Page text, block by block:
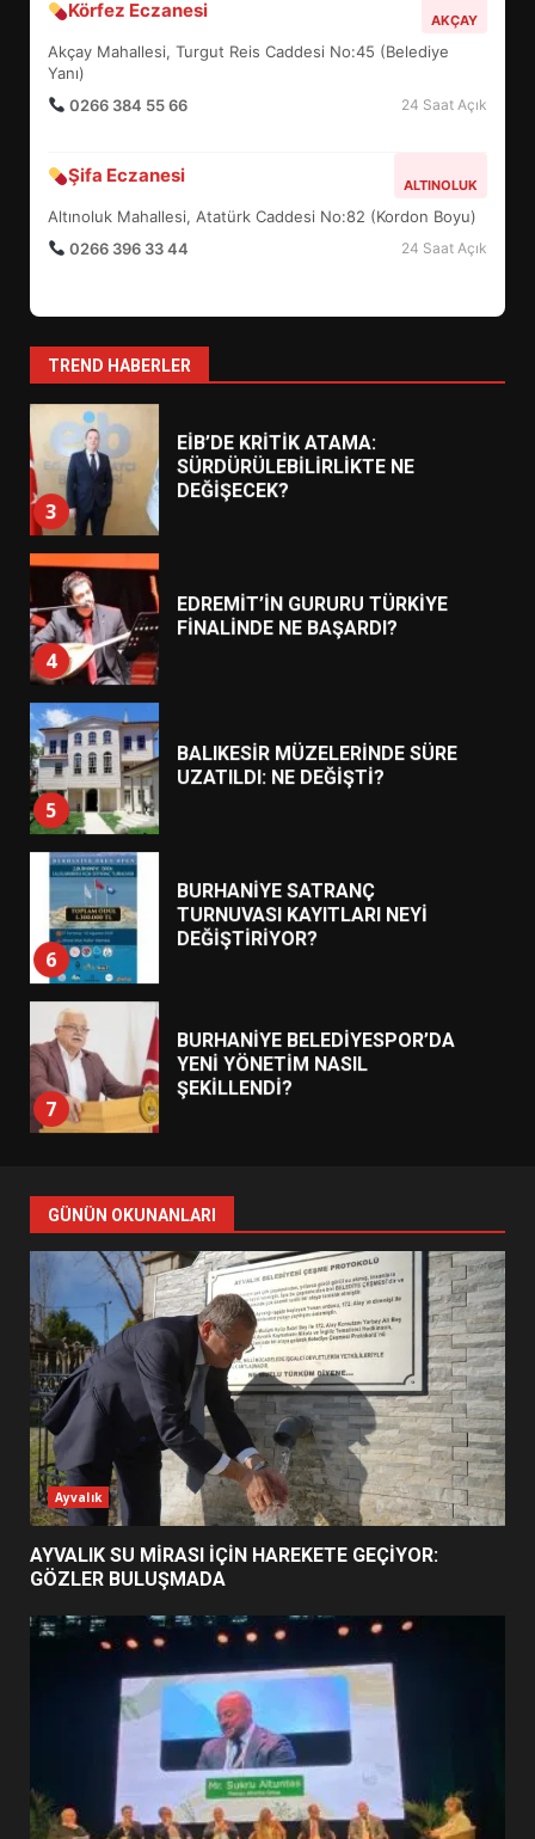
Körfez Eczanesi AKÇAY
Akçay Mahallesi, Turgut Reis Caddesi No:45 (Belediye
Yanı)
0266 384 55 66
24 Saat Açık
Şifa Eczanesi ALTINOLUK
Altınoluk Mahallesi, Atatürk Caddesi No:82 (Kordon Boyu)
0266 396 33 44
24 Saat Açık
TREND HABERLER
7
YENİ YÖNETİM NASIL
1
HAREKETE GEÇİYOR: GÖZLER
BULUŞMADA
2
3
EİB’DE KRİTİK ATAMA:
SÜRDÜRÜLEBİLİRLİKTE NE
DEĞİŞECEK?
4
EDREMİT’İN GURURU TÜRKİYE
FİNALİNDE NE BAŞARDI?
5
BALIKESİR MÜZELERİNDE SÜRE
UZATILDI: NE DEĞİŞTİ?
6
BURHANİYE SATRANÇ
TURNUVASI KAYITLARI NEYİ
DEĞİŞTİRİYOR?
7
BURHANİYE BELEDİYESPOR’DA
YENİ YÖNETİM NASIL
ŞEKİLLENDİ?
1
HAREKETE GEÇİYOR: GÖZLER
BULUŞMADA
2
ESA 2026’DA TÜRK BAHARATI
NEYİ TEMSİL ETTİ?
3
EİB’DE KRİTİK ATAMA:
SÜRDÜRÜLEBİLİRLİKTE NE
DEĞİŞECEK?
EDREMİT’İN GURURU TÜRKİYE
FİNALİNDE NE BAŞARDI?
BALIKESİR MÜZELERİNDE SÜRE
UZATILDI: NE DEĞİŞTİ?
GÜNÜN OKUNANLARI
Ayvalık
AYVALIK SU MİRASI İÇİN HAREKETE GEÇİYOR:
GÖZLER BULUŞMADA